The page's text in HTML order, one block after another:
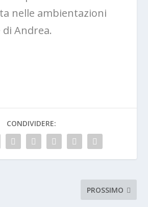
nelle ambientazioni
Andrea.
CONDIVIDERE:
PROSSIMO